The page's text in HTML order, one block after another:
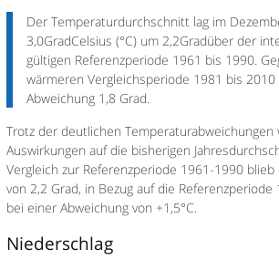
Der Temperaturdurchschnitt lag im
3,0GradCelsius (°C) um 2,2Gradüber der
gültigen Referenzperiode 1961 bis 1990.
wärmeren Vergleichsperiode 1981 bis
Abweichung 1,8 Grad.
Trotz der deutlichen Temperaturabweichungen
Auswirkungen auf die bisherigen
Vergleich zur Referenzperiode 1961-1990
von 2,2 Grad, in Bezug auf die
bei einer Abweichung von +1,5°C.
Niederschlag